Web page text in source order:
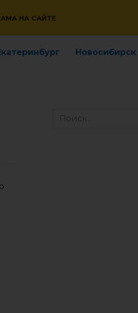
НА САЙТЕ
Новосибирск
Search